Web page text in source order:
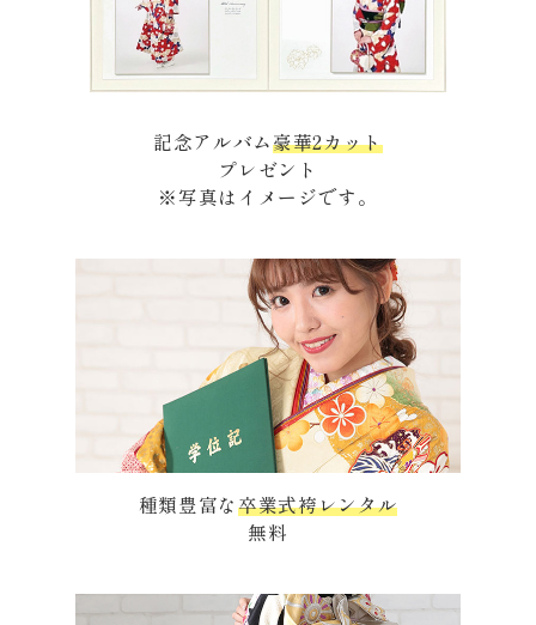
記念アルバム豪華2カット
プレゼント
※写真はイメージです。
種類豊富な卒業式袴レンタル
無料